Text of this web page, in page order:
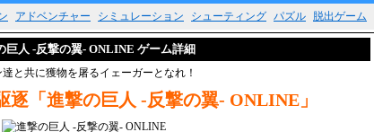
アドベンチャー シミュレーション シューティング パズル 脱出ゲーム
巨人 -反撃の翼- ONLINE ゲーム詳細
と共に獲物を屠るイェーガーとなれ！
逐「進撃の巨人 -反撃の翼- ONLINE」